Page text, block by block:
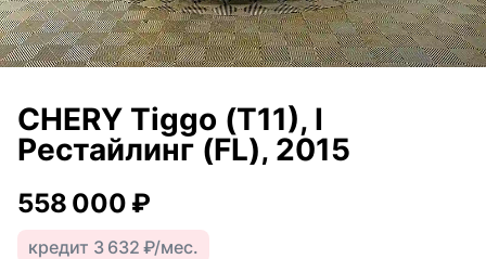
CHERY Tiggo (T11), I
Рестайлинг (FL), 2015
558 000 ₽
кредит 3 632 ₽/мес.